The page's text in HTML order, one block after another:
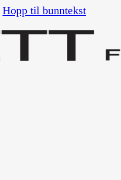
Hopp til bunntekst